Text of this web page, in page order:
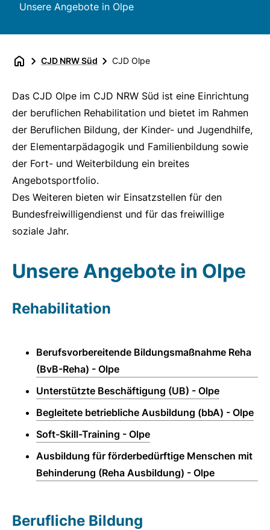
Unsere Angebote in Olpe
CJD NRW Süd CJD Olpe
Das CJD Olpe im CJD NRW Süd ist eine Einrichtung
der beruflichen Rehabilitation und bietet im Rahmen
der Beruflichen Bildung, der Kinder- und Jugendhilfe,
der Elementarpädagogik und Familienbildung sowie
der Fort- und Weiterbildung ein breites
Angebotsportfolio.
Des Weiteren bieten wir Einsatzstellen für den
Bundesfreiwilligendienst und für das freiwillige
soziale Jahr.
Unsere Angebote in Olpe
Rehabilitation
Berufsvorbereitende Bildungsmaßnahme Reha
(BvB-Reha) - Olpe
Unterstützte Beschäftigung (UB) - Olpe
Begleitete betriebliche Ausbildung (bbA) - Olpe
Soft-Skill-Training - Olpe
Ausbildung für förderbedürftige Menschen mit
Behinderung (Reha Ausbildung) - Olpe
Berufliche Bildung